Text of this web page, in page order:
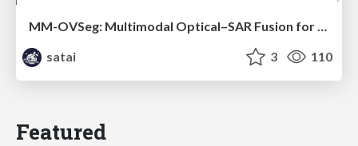
MM-OVSeg: Multimodal Optical–SAR Fusion for Open-Vocabulary Segmentation in Remote Sensing
satai
3 110
Featured